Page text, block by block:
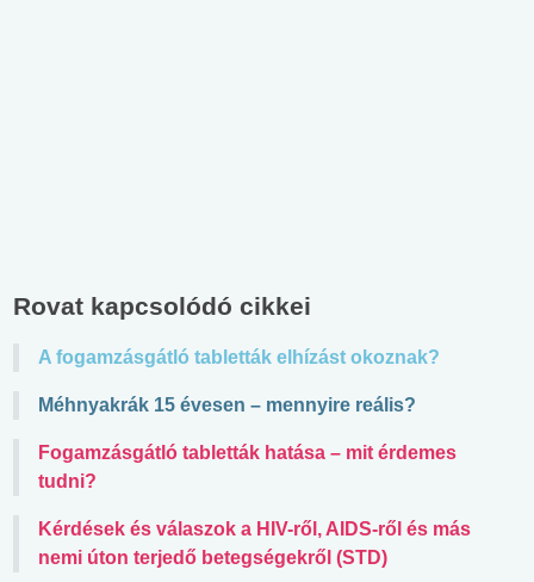
Rovat kapcsolódó cikkei
A fogamzásgátló tabletták elhízást okoznak?
Méhnyakrák 15 évesen – mennyire reális?
Fogamzásgátló tabletták hatása – mit érdemes
tudni?
Kérdések és válaszok a HIV-ről, AIDS-ről és más
nemi úton terjedő betegségekről (STD)